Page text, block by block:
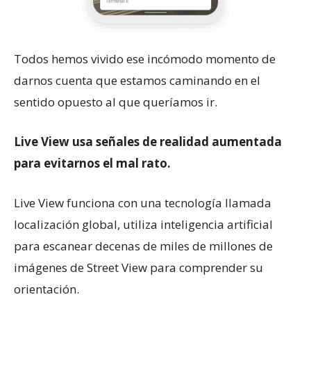
Todos hemos vivido ese incómodo momento de
darnos cuenta que estamos caminando en el
sentido opuesto al que queríamos ir.
Live View usa señales de realidad aumentada
para evitarnos el mal rato.
Live View funciona con una tecnología llamada
localización global, utiliza inteligencia artificial
para escanear decenas de miles de millones de
imágenes de Street View para comprender su
orientación.